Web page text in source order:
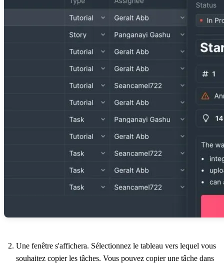
Une fenêtre s'affichera. Sélectionnez le tableau vers lequel vous
souhaitez copier les tâches. Vous pouvez copier une tâche dans